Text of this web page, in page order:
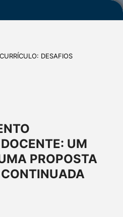
DESAFIOS
UM
PROPOSTA